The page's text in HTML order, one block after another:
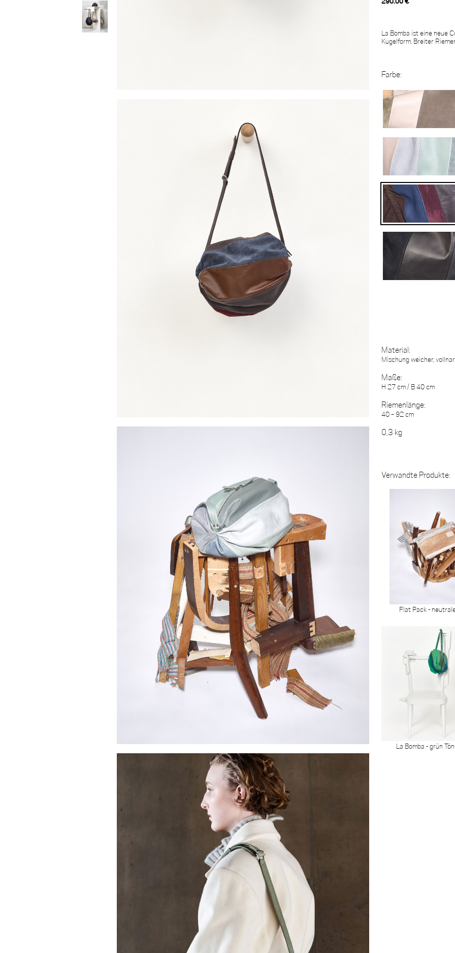
La Bomba ist eine neue
Kugelform. Breiter
Farbe:
Material:
Mischung weicher,
Maße:
H 27 cm / B 40 cm
Riemenlänge:
40 – 92 cm
0,3 kg
Verwandte Produkte:
Flat Pack -
La Bomba - grün